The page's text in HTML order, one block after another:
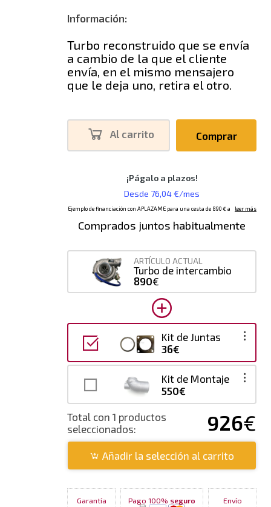
Información:
Turbo reconstruido que se envía
a cambio de la que el cliente
envía, en el mismo mensajero
que le deja uno, retira el otro.
Al carrito Comprar
Comprados juntos habitualmente
ARTÍCULO ACTUAL
Turbo de intercambio
890€
Kit de Juntas
36€
Kit de Montaje
550€
Total con 1 productos
seleccionados:
926€
Añadir la selección al carrito
Garantía
Pago 100% seguro
Envío